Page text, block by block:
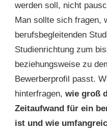
werden soll, nicht
Man sollte sich fragen,
berufsbegleitenden
Studienrichtung zum
beziehungsweise zu
Bewerberprofil passt.
hinterfragen, wie groß
Zeitaufwand für ein
ist und wie